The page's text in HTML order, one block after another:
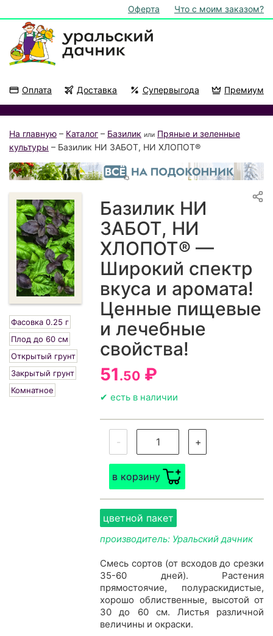
Оферта Что с моим заказом?
Оплата Доставка Супервыгода Премиум
На главную – Каталог – Базилик или Пряные и зеленные
культуры – Базилик НИ ЗАБОТ, НИ ХЛОПОТ®
Фасовка 0.25 г
Плод до 60 см
Открытый грунт
Закрытый грунт
Комнатное
Базилик НИ
ЗАБОТ, НИ
ХЛОПОТ® —
Широкий спектр
вкуса и аромата!
Ценные пищевые
и лечебные
свойства!
51.50 ₽
✔ есть в наличии
- +
в корзину
цветной пакет
производитель: Уральский дачник
Смесь сортов (от всходов до срезки
35-60 дней). Растения
прямостоячие, полураскидистые,
хорошо облиственные, высотой от
30 до 60 см. Листья различной
величины и окраски.